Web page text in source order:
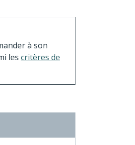
à son
les critères de